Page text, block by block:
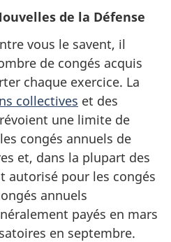
de la Défense
vous le savent, il
de congés acquis
chaque exercice. La
collectives et des
une limite de
congés annuels de
et, dans la plupart des
autorisé pour les congés
annuels
payés en mars
en septembre.